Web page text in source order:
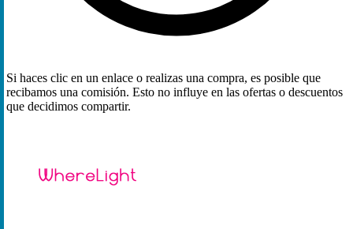
Si haces clic en un enlace o realizas una compra, es posible que
recibamos una comisión. Esto no influye en las ofertas o descuentos
que decidimos compartir.